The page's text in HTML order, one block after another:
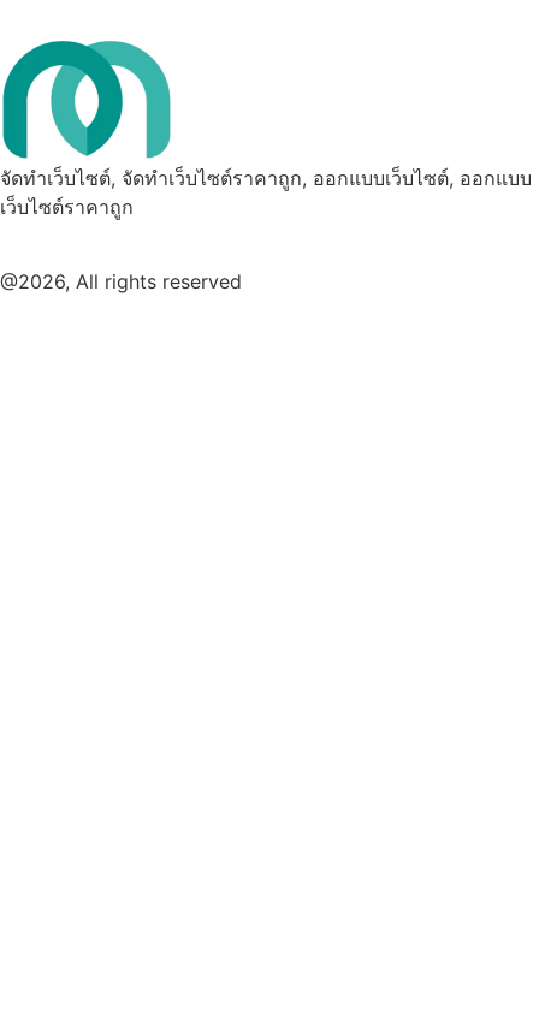
จัดทำเว็บไซต์, จัดทำเว็บไซต์ราคาถูก, ออกแบบเว็บไซต์, ออกแบบ
เว็บไซต์ราคาถูก
@2026, All rights reserved